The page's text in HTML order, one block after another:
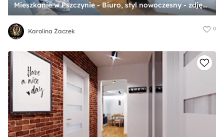
Mieszkanie w Pszczynie - Biuro, styl nowoczesny - zdjęcie od Karolina Żaczek
Karolina Żaczek 0